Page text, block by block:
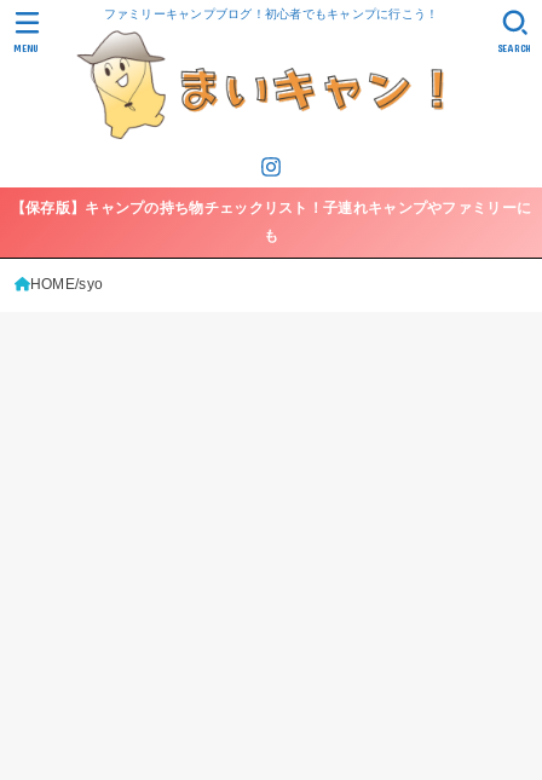
ファミリーキャンプブログ！初心者でもキャンプに行こう！
SEARCH
MENU
【保存版】キャンプの持ち物チェックリスト！子連れキャンプやファミリーに
も
HOME syo